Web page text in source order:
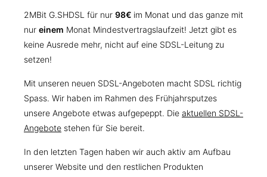
2MBit G.SHDSL für nur 98€ im Monat und das ganze mit
nur einem Monat Mindestvertragslaufzeit! Jetzt gibt es
keine Ausrede mehr, nicht auf eine SDSL-Leitung zu
setzen!
Mit unseren neuen SDSL-Angeboten macht SDSL richtig
Spass. Wir haben im Rahmen des Frühjahrsputzes
unsere Angebote etwas aufgepeppt. Die aktuellen SDSL-
Angebote stehen für Sie bereit.
In den letzten Tagen haben wir auch aktiv am Aufbau
unserer Website und den restlichen Produkten